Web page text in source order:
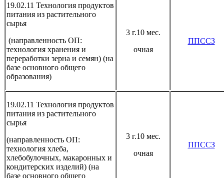
19.02.11 Технология продуктов
питания из растительного
сырья
(направленность ОП:
технология хранения и
переработки зерна и семян) (на
базе основного общего
образования)
3 г.10 мес.
очная
ППССЗ
19.02.11 Технология продуктов
питания из растительного
сырья
(направленность ОП:
технология хлеба,
хлебобулочных, макаронных и
кондитерских изделий) (на
базе основного общего
3 г.10 мес.
очная
ППССЗ